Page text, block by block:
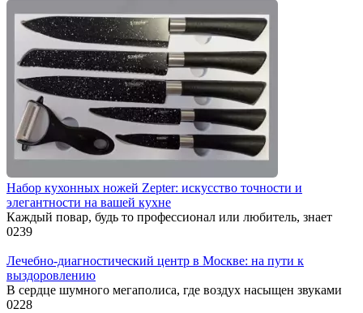
Набор кухонных ножей Zepter: искусство точности и
элегантности на вашей кухне
Каждый повар, будь то профессионал или любитель, знает
0239
Лечебно-диагностический центр в Москве: на пути к
выздоровлению
В сердце шумного мегаполиса, где воздух насыщен звуками
0228